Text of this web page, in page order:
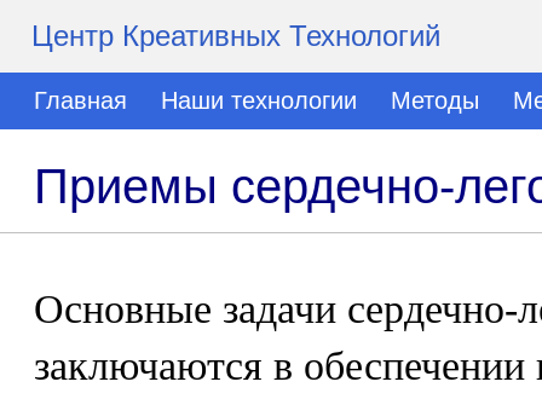
Центр Креативных Технологий
Главная Наши технологии Методы
Приемы сердечно-
Основные задачи сердечно-
заключаются в